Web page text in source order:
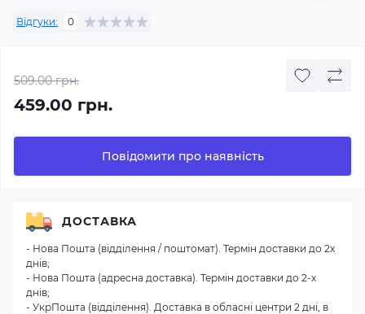
Відгуки: 0
509.00 грн.
459.00 грн.
Повідомити про наявність
ДОСТАВКА
- Нова Пошта (відділення / поштомат). Термін доставки до 2х
днів;
- Нова Пошта (адресна доставка). Термін доставки до 2-х
днів;
- УкрПошта (відділення). Доставка в обласні центри 2 дні, в